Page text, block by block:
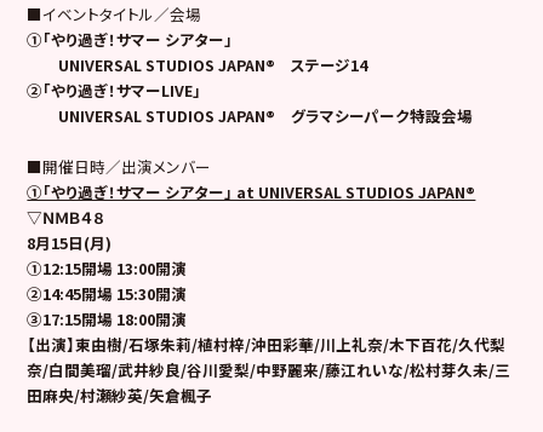
■イベントタイトル／会場
①「やり過ぎ！サマー シアター」
UNIVERSAL STUDIOS JAPAN® ステージ14
②「やり過ぎ！サマーLIVE」
UNIVERSAL STUDIOS JAPAN® グラマシーパーク特設会場
■開催日時／出演メンバー
①「やり過ぎ！サマー シアター」 at UNIVERSAL STUDIOS JAPAN®
▽ＮＭＢ４８
8月15日(月)
①12:15開場 13:00開演
②14:45開場 15:30開演
③17:15開場 18:00開演
【出演】東由樹/石塚朱莉/植村梓/沖田彩華/川上礼奈/木下百花/久代梨
奈/白間美瑠/武井紗良/谷川愛梨/中野麗来/藤江れいな/松村芽久未/三
田麻央/村瀬紗英/矢倉楓子